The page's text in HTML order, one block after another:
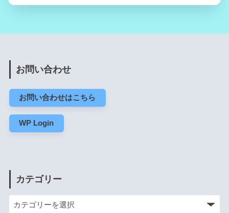
お問い合わせ
お問い合わせはこちら
WP Login
カテゴリー